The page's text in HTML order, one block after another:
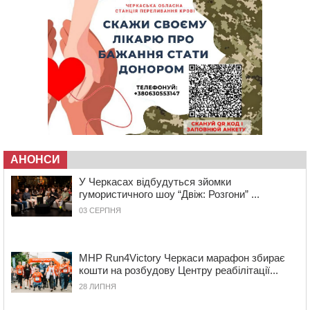
У Київській області прощаються з полеглим на
фронті жителем Монастирищини
У Черкасах містяни через нову скляну зупинку і
вирізані дерева потерпають від спеки: Бондаренко
обіцяє масштабне озеленення
Провокував конфлікт і зачинився в автівці: у ТЦК
прокоментували скандал із затриманням
чоловіка у Тальному
13:55
У Тальному працівники ТЦК вибили вікно і
витягли з автівки чоловіка (ВІДЕО)
13:27 На Звенигородщині чоловік до смерті побив 82-
річного односельця
12:50 “Як сказати дитині, що тато загинув?”: для
вихователів Черкащини запускають серію унікальних
тренінгів
АНОНСИ
У Черкасах відбудуться зйомки
гумористичного шоу “Двіж: Розгони” ...
03 СЕРПНЯ
MHP Run4Victory Черкаси марафон збирає
кошти на розбудову Центру реабілітації...
28 ЛИПНЯ